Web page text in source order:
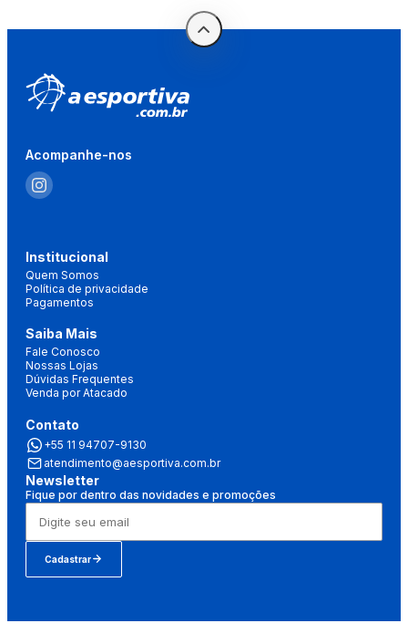
Acompanhe-nos
Institucional
Quem Somos
Política de privacidade
Pagamentos
Saiba Mais
Fale Conosco
Nossas Lojas
Dúvidas Frequentes
Venda por Atacado
Contato
+55 11 94707-9130
atendimento@aesportiva.com.br
Newsletter
Fique por dentro das novidades e promoções
Cadastrar